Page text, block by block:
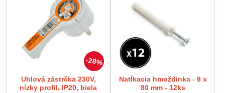
28%
Uhlová zástrčka 230V,
nízky profil, IP20, biela
Natĺkacia hmoždinka - 8 x
80 mm - 12ks